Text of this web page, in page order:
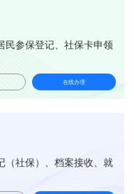
民参保登记、社保卡申领
在线办理
（社保）、档案接收、就